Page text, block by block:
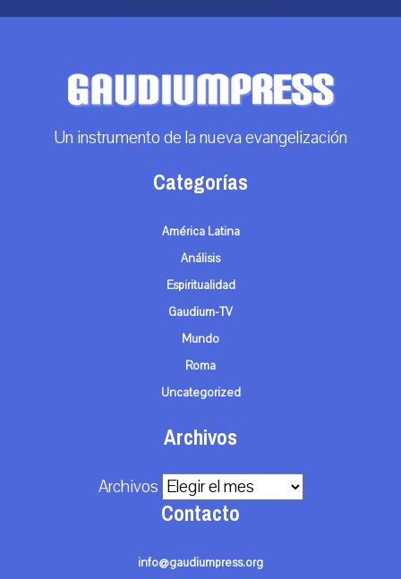
Un instrumento de la nueva evangelización
Categorías
América Latina
Análisis
Espiritualidad
Gaudium-TV
Mundo
Roma
Uncategorized
Archivos
Archivos
Contacto
info@gaudiumpress.org